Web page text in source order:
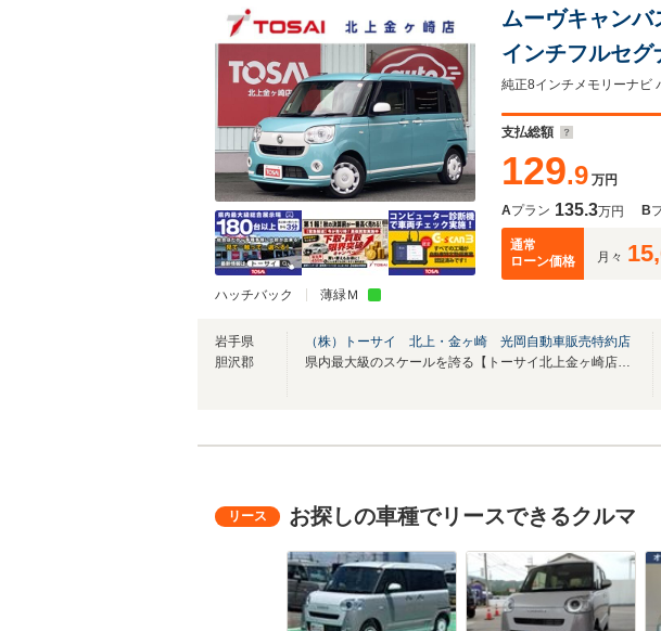
ハッチバック 薄緑Ｍ
ムーヴキャン
インチフルセ
トライト フロ
プ スマートキ
支払総額
129.9 万円
Aプラン 135.3万円 B
通常
ローン価格
月々
岩手県
胆沢郡
（株）トーサイ 北上・金ヶ崎 光岡自動車販売特約店
県内最大級のスケールを誇る【トーサイ北上金ヶ崎店】。
お探しの車種でリースできるクルマ